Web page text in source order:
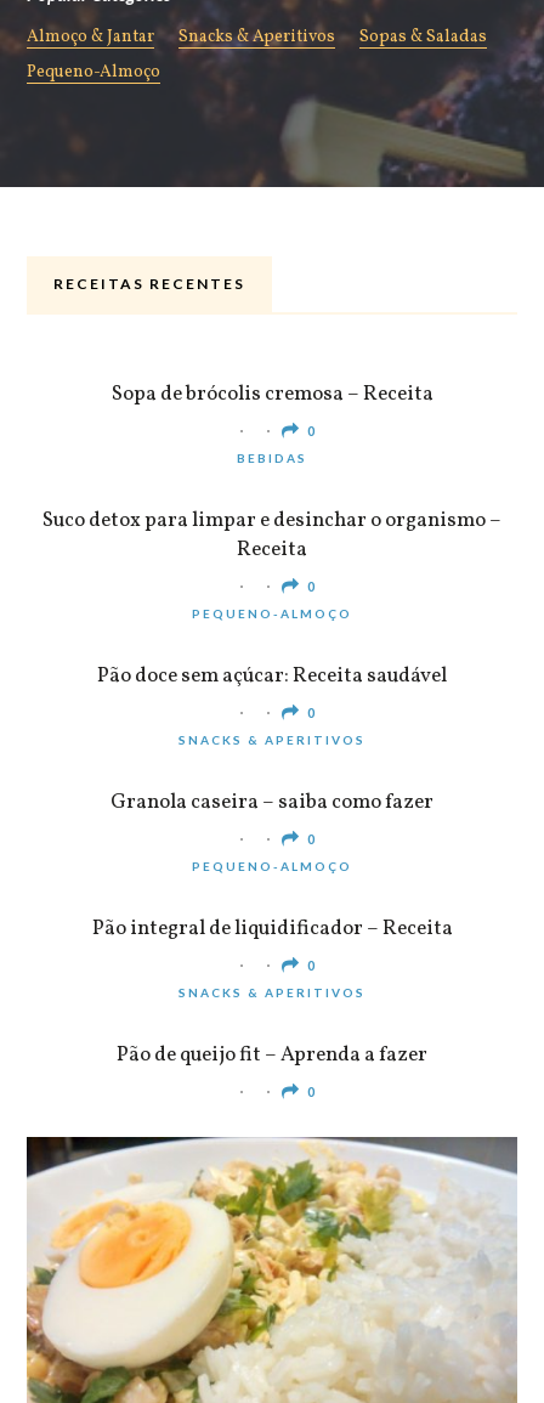
Almoço & Jantar Snacks & Aperitivos
Sopas & Saladas
Pequeno-Almoço
RECEITAS RECENTES
Sopa de brócolis cremosa – Receita
0
BEBIDAS
Suco detox para limpar e desinchar o organismo –
Receita
0
PEQUENO-ALMOÇO
Pão doce sem açúcar: Receita saudável
0
SNACKS & APERITIVOS
Granola caseira – saiba como fazer
0
PEQUENO-ALMOÇO
Pão integral de liquidificador – Receita
0
SNACKS & APERITIVOS
Pão de queijo fit – Aprenda a fazer
0